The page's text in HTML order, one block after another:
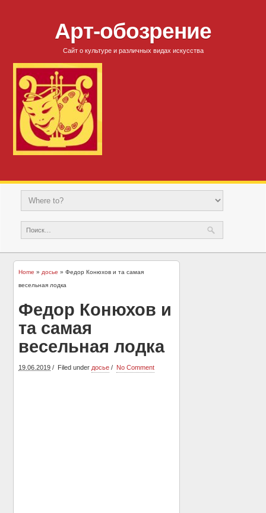
Арт-обозрение
Сайт о культуре и различных видах искусства
Home »досье » Федор Конюхов и та самая
весельная лодка
Федор Конюхов и
та самая
весельная лодка
19.06.2019 Filed under досье No Comment